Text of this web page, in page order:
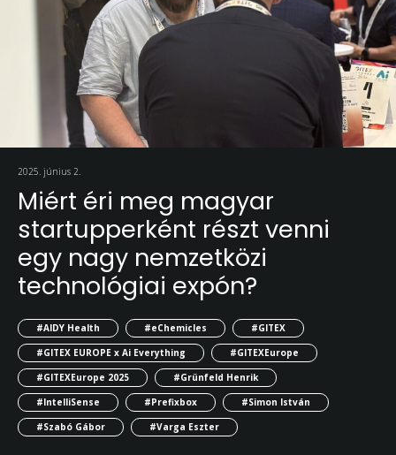
2025. június 2.
Miért éri meg magyar
startupperként részt venni
egy nagy nemzetközi
technológiai expón?
#AIDY Health #eChemicles
#GITEX
#GITEX EUROPE x Ai Everything
#GITEXEurope
#GITEXEurope 2025
#Grünfeld Henrik
#IntelliSense
#Prefixbox
#Simon István
#Szabó Gábor
#Varga Eszter